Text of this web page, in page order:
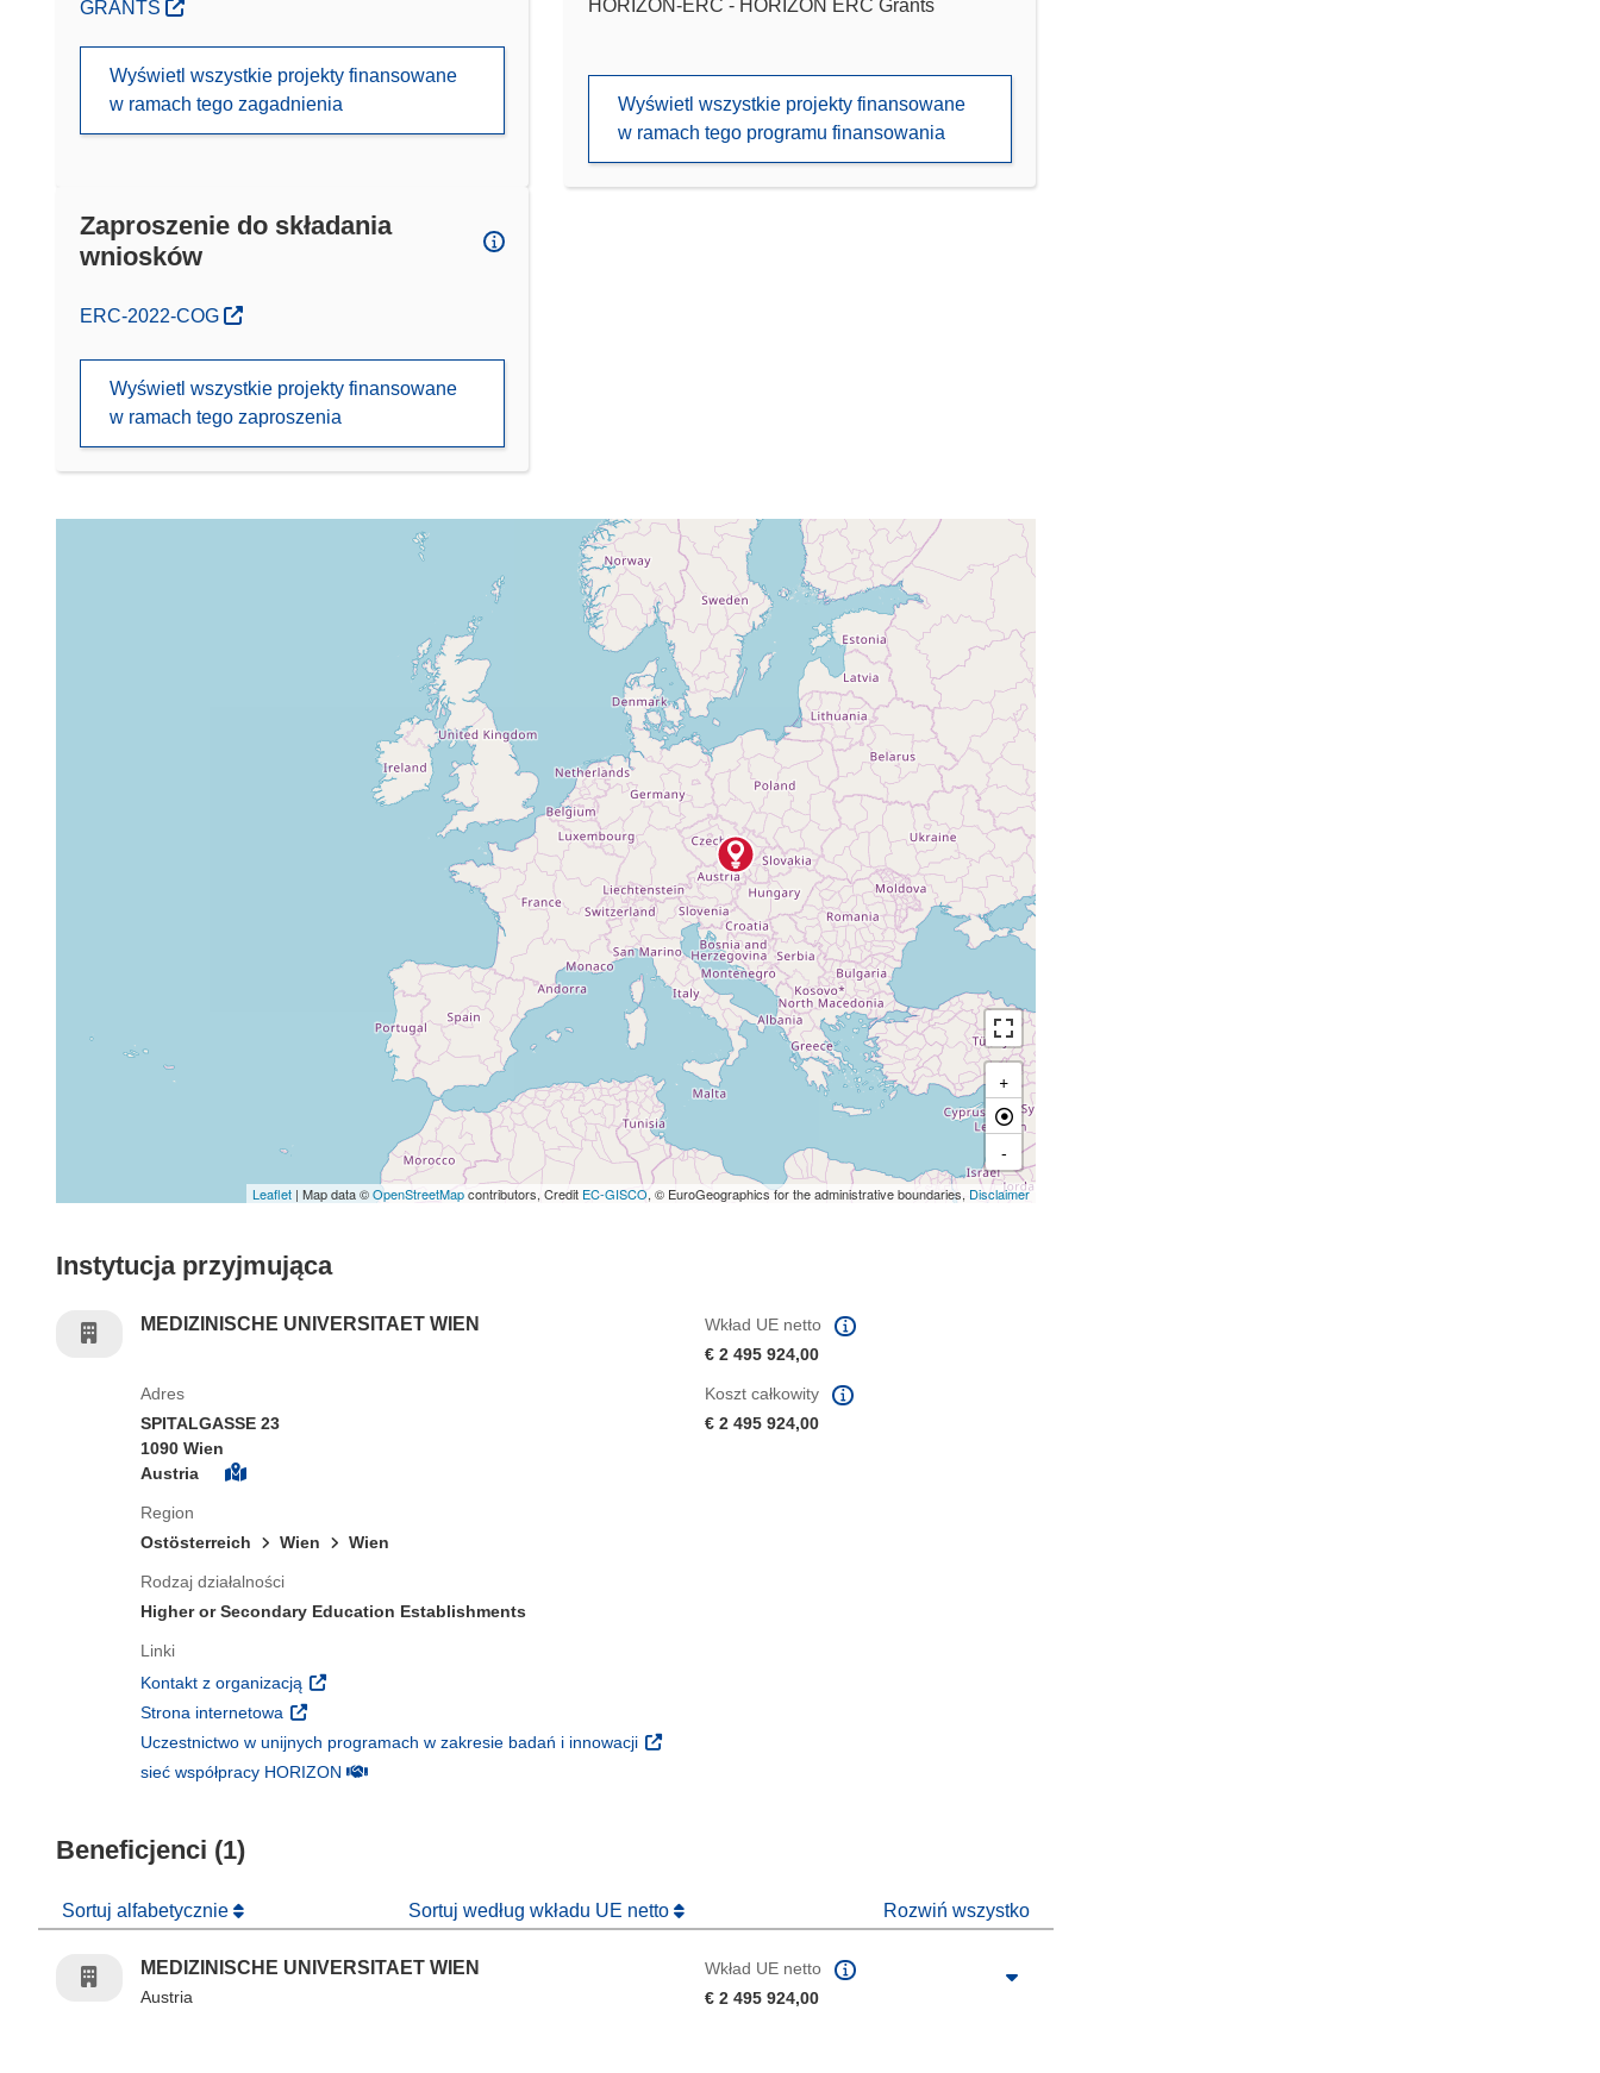
GRANTS
Wyświetl wszystkie projekty finansowane
w ramach tego zagadnienia
HORIZON-ERC - HORIZON ERC Grants
Wyświetl wszystkie projekty finansowane
w ramach tego programu finansowania
Zaproszenie do składania
wniosków
(odnośnik otworzy się w nowym oknie)
ERC-2022-COG
Wyświetl wszystkie projekty finansowane
w ramach tego zaproszenia
+
-
Leaflet | Map data ©OpenStreetMapcontributors, Credit EC-GISCO, © EuroGeographics for the administrative boundaries, Disclaimer
Instytucja przyjmująca
MEDIZINISCHE UNIVERSITAET WIEN
Wkład UE netto
€ 2 495 924,00
Adres
SPITALGASSE 23
1090 Wien
Austria
Region
Ostösterreich
Wien Wien
Rodzaj działalności
Higher or Secondary Education Establishments
Linki
Kontakt z organizacją (odnośnik otworzy się w nowym oknie)
Strona internetowa (odnośnik otworzy się w nowym oknie)
Uczestnictwo w unijnych programach w zakresie badań i innowacji (odnośnik otworzy się w nowym oknie)
sieć współpracy HORIZON(odnośnik otworzy się w nowym oknie)
Koszt całkowity
€ 2 495 924,00
Beneficjenci (1)
Sortuj alfabetycznie Sortuj według wkładu UE netto Rozwiń wszystko
MEDIZINISCHE UNIVERSITAET WIEN
Austria
Wkład UE netto
€ 2 495 924,00